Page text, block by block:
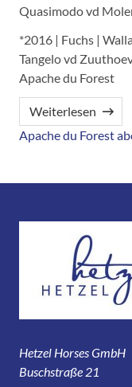
Quasimodo vd
*2016 | Fuchs |
Tangelo vd
Apache du Forest
Weiterlesen
Apache du Forest
Hetzel Horses GmbH
Buschstraße 21